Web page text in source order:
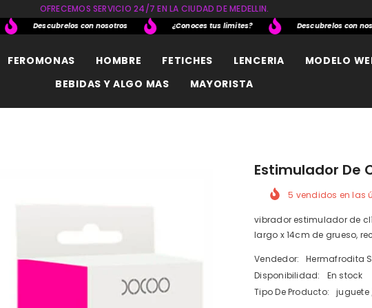
OFRECEMOS SERVICIO 24/7 EN LA CIUDAD DE MEDELLIN.
Descubrelos con nosotros ¿Conoces tus limites? Descubrelos con
FEROMONAS HOMBRE FETICHES LENCERIA MODELO
BEBIDAS Y ALGO MAS
MAYORISTA
Estimulador De
5 vendidos en las
vibrador estimulador de
largo x 14cm de grueso,
Vendedor:
Hermafrodita
Disponibilidad:
En stock
Tipo De Producto:
juguete